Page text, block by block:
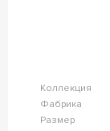
Коллекция
Фабрика
Размер